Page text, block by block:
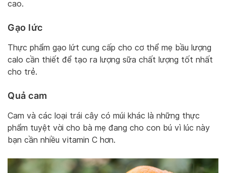
cao.
Gạo lức
Thực phẩm gạo lứt cung cấp cho cơ thể mẹ bầu lượng
calo cần thiết để tạo ra lượng sữa chất lượng tốt nhất
cho trẻ.
Quả cam
Cam và các loại trái cây có múi khác là những thực
phẩm tuyệt vời cho bà mẹ đang cho con bú vì lúc này
bạn cần nhiều vitamin C hơn.